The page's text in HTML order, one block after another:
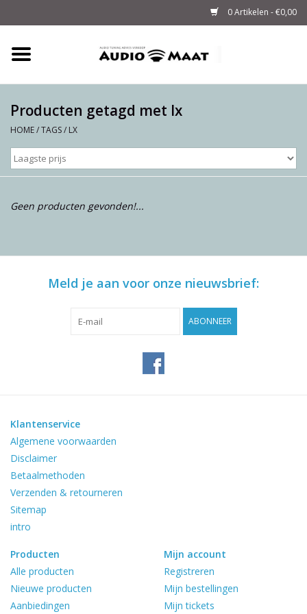
0 Artikelen - €0,00
Tuning
Powerstrips
Producten getagd met lx
HOME/TAGS/ LX
Geen producten gevonden!...
Meld je aan voor onze nieuwsbrief:
ABONNEER
Klantenservice
Algemene voorwaarden
Disclaimer
Betaalmethoden
Verzenden & retourneren
Sitemap
intro
Producten
Alle producten
Nieuwe producten
Aanbiedingen
Mijn account
Registreren
Mijn bestellingen
Mijn tickets